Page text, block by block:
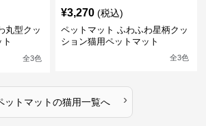
丸型クッ
全3色
¥3,270 (税込)
ペットマット ふわふわ星柄クッ
ション猫用ペットマット
全3色
ットマットの猫用一覧へ ›